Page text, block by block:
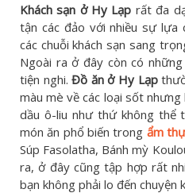
Khách sạn ở Hy Lạp rất đa
tận các đảo với nhiều sự lựa
các chuỗi khách sạn sang
Ngoài ra ở đây còn có
tiện nghi.Đồ ăn ở Hy Lạp
màu mè về các loại sốt
dầu ô-liu như thứ không thể
món ăn phổ biến trong ẩm
Súp Fasolatha, Bánh mỳ
ra, ở đây cũng tập hợp rất
bạn không phải lo đến chuyện